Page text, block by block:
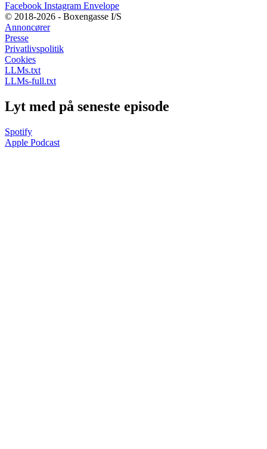
Facebook Instagram Envelope
© 2018-2026 - Boxengasse I/S
Annoncører
Presse
Privatlivspolitik
Cookies
LLMs.txt
LLMs-full.txt
Lyt med på seneste episode
Spotify
Apple Podcast